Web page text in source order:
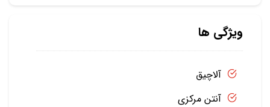
ویژگی ها
آلاچیق
آنتن مرکزی